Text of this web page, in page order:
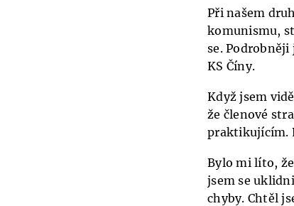
Při našem
komunismu,
se.
KS Číny.
Když jsem
že členové
praktikujícím.
Bylo mi líto,
jsem se
chyby. Chtěl